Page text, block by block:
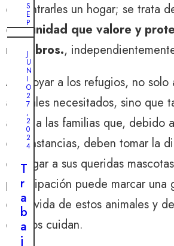
encontrarles un hogar; se trata
comunidad que valore y
miembros.,
Al apoyar a los refugios, no solo
animales necesitados, sino que
alivio a las familias que, debido
circunstancias, deben tomar la
entregar a sus queridas
participación puede marcar una
en la vida de estos animales y
que los cuidan.
S
E
P
T
I
M
B
R
E
4
,
2
0
2
4
a
s
e
ñ
a
l
C
T
U
B
R
E
2
9
,
2
0
2
L
a
s
i
n
J
U
N
I
O
2
7
,
2
0
2
4
T
r
a
b
a
j